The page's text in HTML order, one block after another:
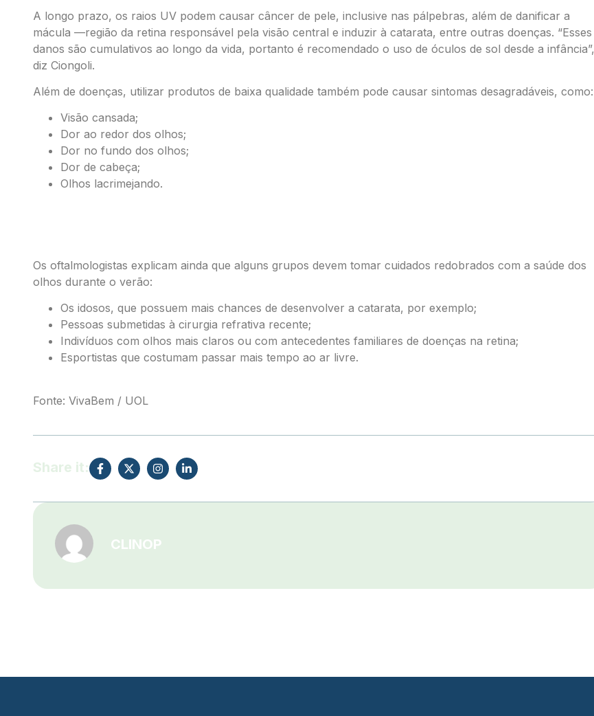
A longo prazo, os raios UV podem causar câncer de pele, inclusive nas pálpebras, além de danificar a
mácula —região da retina responsável pela visão central e induzir à catarata, entre outras doenças. “Esses
danos são cumulativos ao longo da vida, portanto é recomendado o uso de óculos de sol desde a infância”,
diz Ciongoli.
Além de doenças, utilizar produtos de baixa qualidade também pode causar sintomas desagradáveis, como:
Visão cansada;
Dor ao redor dos olhos;
Dor no fundo dos olhos;
Dor de cabeça;
Olhos lacrimejando.
Os oftalmologistas explicam ainda que alguns grupos devem tomar cuidados redobrados com a saúde dos
olhos durante o verão:
Os idosos, que possuem mais chances de desenvolver a catarata, por exemplo;
Pessoas submetidas à cirurgia refrativa recente;
Indivíduos com olhos mais claros ou com antecedentes familiares de doenças na retina;
Esportistas que costumam passar mais tempo ao ar livre.
Fonte: VivaBem / UOL
Share it:
CLINOP